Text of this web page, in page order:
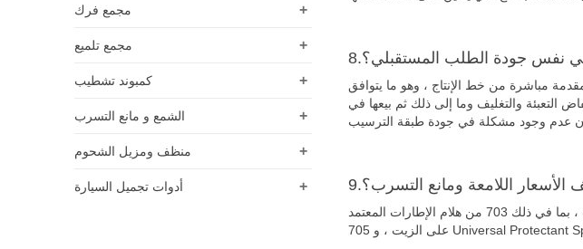
هي نفس جودة الطلب المستقبلي؟
العينات المقدمة مباشرة من خط الإنتاج ، وهو ما يتوافق
التعبئة والتغليف وما إلى ذلك ثم بيعها في
الأسعار اللامعة ومانع التسرب؟
لدينا منتجات الطلاء والتلميع القائمة على الزيت والماء. لا يمكن تخفيف عوامل الطلاء واللمع التي أساسها الزيت ، بما في ذلك 703 من هلام الإطارات المعتمد
+ مجمع فرك
+ مجمع تلميع
+ كمبوند تشطيب
+ الشمع و مانع التسرب
+ منظف ​​ومزيل الشحوم
+ أدوات تجميل السيارة